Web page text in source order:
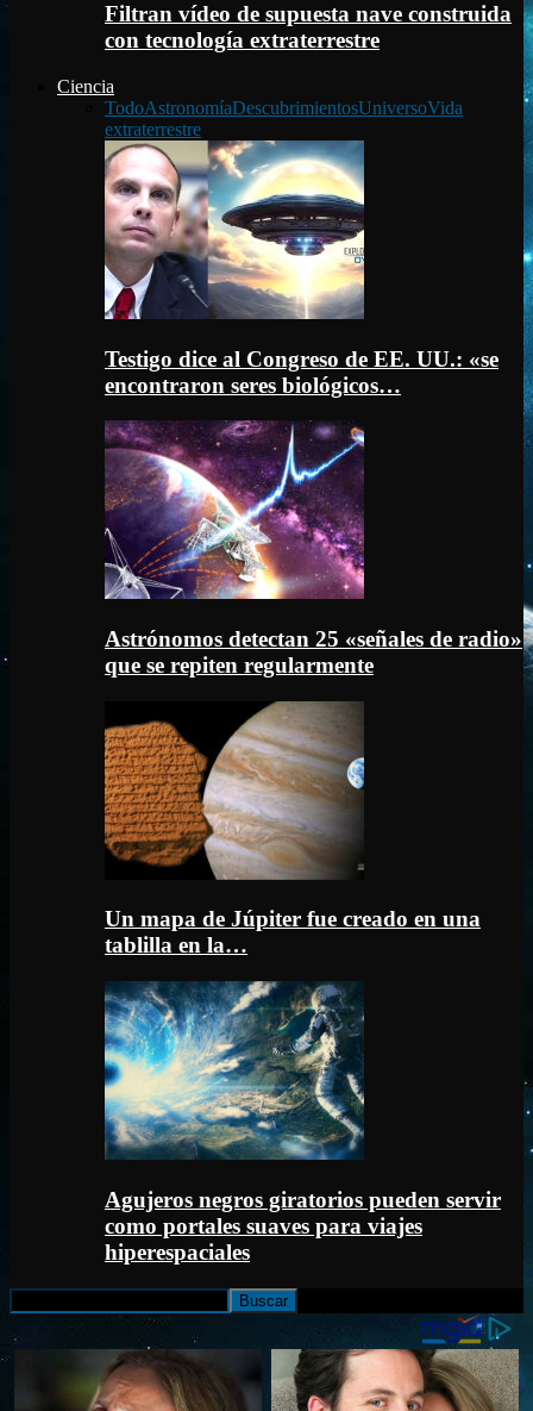
Filtran vídeo de supuesta nave construida
con tecnología extraterrestre
Ciencia
TodoAstronomíaDescubrimientosUniversoVida
extraterrestre
Testigo dice al Congreso de EE. UU.: «se
encontraron seres biológicos…
Astrónomos detectan 25 «señales de radio»
que se repiten regularmente
Un mapa de Júpiter fue creado en una
tablilla en la…
Agujeros negros giratorios pueden servir
como portales suaves para viajes
hiperespaciales